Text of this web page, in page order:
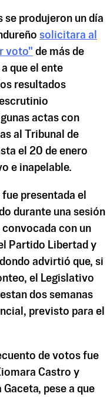
se produjeron un día
solicitara al
voto" de más de
que el ente
resultados
actas con
al Tribunal de
el 20 de enero
e inapelable.
presentada el
durante una sesión
con un
Partido Libertad y
advirtió que, si
el Legislativo
dos semanas
previsto para el
de votos fue
Castro y
pese a que